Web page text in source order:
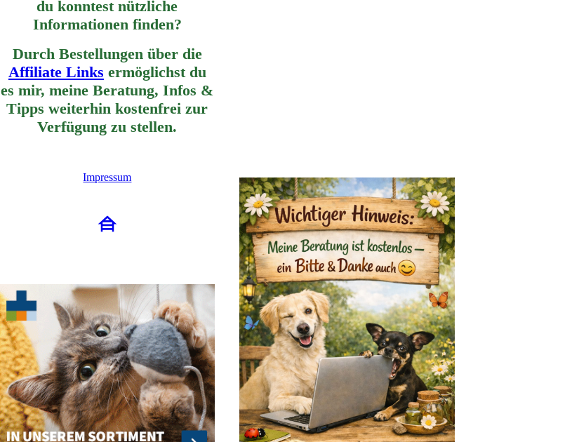
du konntest nützliche
Informationen finden?
Durch Bestellungen über die
Affiliate Links ermöglichst du
es mir, meine Beratung, Infos &
Tipps weiterhinkostenfrei zur
Verfügung zu stellen.
Impressum